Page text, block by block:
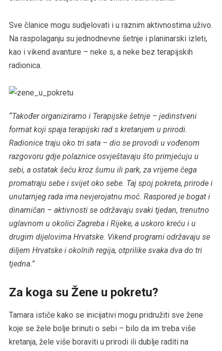
Sve članice mogu sudjelovati i u raznim aktivnostima uživo.
Na raspolaganju su jednodnevne šetnje i planinarski izleti,
kao i vikend avanture – neke s, a neke bez terapijskih
radionica.
“Također organiziramo i Terapijske šetnje – jedinstveni
format koji spaja terapijski rad s kretanjem u prirodi.
Radionice traju oko tri sata – dio se provodi u vođenom
razgovoru gdje polaznice osvještavaju što primjećuju u
sebi, a ostatak šeću kroz šumu ili park, za vrijeme čega
promatraju sebe i svijet oko sebe. Taj spoj pokreta, prirode i
unutarnjeg rada ima nevjerojatnu moć. Raspored je bogat i
dinamičan – aktivnosti se održavaju svaki tjedan, trenutno
uglavnom u okolici Zagreba i Rijeke, a uskoro kreću i u
drugim dijelovima Hrvatske. Vikend programi održavaju se
diljem Hrvatske i okolnih regija, otprilike svaka dva do tri
tjedna.”
Za koga su Žene u pokretu?
Tamara ističe kako se inicijativi mogu pridružiti sve žene
koje se žele bolje brinuti o sebi – bilo da im treba više
kretanja, žele više boraviti u prirodi ili dublje raditi na